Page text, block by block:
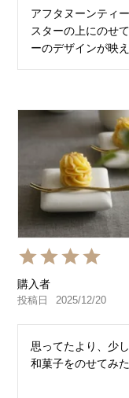
アフタヌーンティ
スターの上にのせ
ーのデザインが映
購入者
投稿日 2025/12/20
思ってたより、少し
和菓子をのせてみ